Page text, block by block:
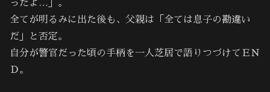
ったよ…」。
全てが明るみに出た後も、父親は「全ては息子の勘違い
だ」と否定。
自分が警官だった頃の手柄を一人芝居で語りつづけてＥＮ
Ｄ。